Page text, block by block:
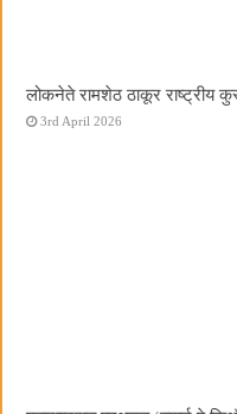
लोकनेते रामशेठ ठाकूर राष्ट्रीय
3rd April 2026